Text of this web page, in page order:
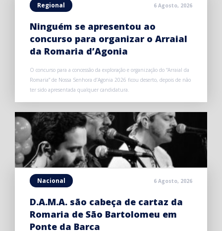
Regional 6 Agosto, 2026
Ninguém se apresentou ao
concurso para organizar o Arraial
da Romaria d’Agonia
O concurso para a concessão da exploração e organização do “Arraial da
Romaria” de Nossa Senhora d’Agonia 2026 ficou deserto, depois de não
ter sido apresentada qualquer candidatura.
Nacional 6 Agosto, 2026
D.A.M.A. são cabeça de cartaz da
Romaria de São Bartolomeu em
Ponte da Barca